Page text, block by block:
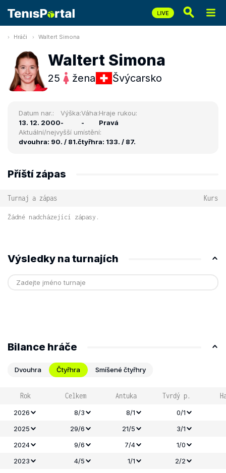
Hráči Waltert Simona
Waltert Simona
25 žena Švýcarsko
Datum nar.:
13. 12. 2000
Výška:
-
Váha:
-
Hraje rukou:
Pravá
Aktuální/nejvyšší umístění:
dvouhra: 90. / 81.čtyřhra: 133. / 87.
Příští zápas
Turnaj a zápas Kurs
Žádné nadcházející zápasy.
Výsledky na turnajích
Bilance hráče
Dvouhra Čtyřhra Smíšené čtyřhry
Rok Celkem Antuka Tvrdý p.
2026 8/3 8/1
0/1
2025
29/6 21/5
3/1
2024
9/6 7/4
1/0
2023
4/5 1/1
2/2